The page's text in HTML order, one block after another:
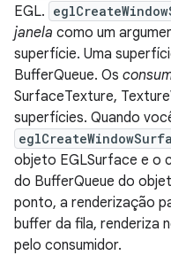
EGL.
janela como um
superfície. Uma
BufferQueue. Os
SurfaceTexture,
superfícies. Quando
objeto EGLSurface e o
do BufferQueue do
ponto, a renderização
buffer da fila, renderiza
pelo consumidor.